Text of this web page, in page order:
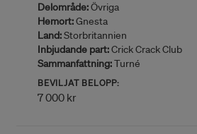
Delområde:Övriga
Hemort:Gnesta
Land:Storbritannien
Inbjudande part:Crick Crack Club
Sammanfattning:Turné
BEVILJAT BELOPP:
7 000 kr